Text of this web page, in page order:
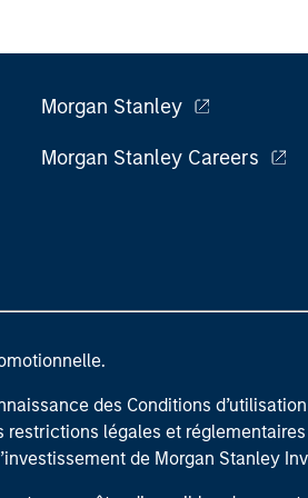
Morgan Stanley
Morgan Stanley Careers
des Conditions
légales et
de Morgan Stanley